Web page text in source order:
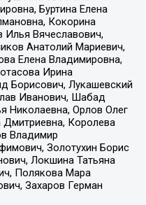
Буртина Елена
Кокорина
Илья Вячеславович,
Анатолий Мариевич,
Елена Владимировна,
Ирина
Борисович, Лукашевский
Иванович, Шабад
Николаевна, Орлов Олег
Королева
Владимир
Золотухин Борис
Локшина Татьяна
Полякова Мара
Захаров Герман